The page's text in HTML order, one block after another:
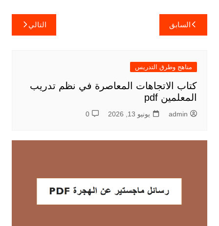
تصفّح
المقالات
السابق التالي
مناهج وطرق التدريس
كتاب الاتجاهات المعاصرة في نظم تدريب
المعلمين pdf
admin يونيو 13, 2026 0